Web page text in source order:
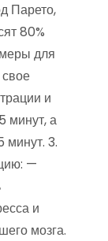
Парето,
80%
для
и
минут, а
минут. 3.
—
и
мозга.